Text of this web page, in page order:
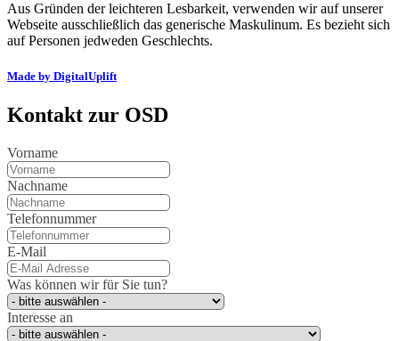
Aus Gründen der leichteren Lesbarkeit, verwenden wir auf unserer
Webseite ausschließlich das generische Maskulinum. Es bezieht sich
auf Personen jedweden Geschlechts.
Made by DigitalUplift
Kontakt zur OSD
Vorname
Nachname
Telefonnummer
E-Mail
Was können wir für Sie tun?
Interesse an